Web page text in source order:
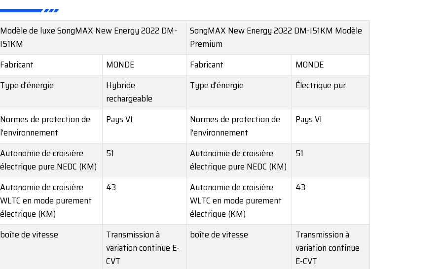
Modèle de luxe SongMAX New Energy 2022 DM-
I51KM
SongMAX New Energy 2022 DM-I51KM Modèle
Premium
Fabricant
MONDE Fabricant
MONDE
Type d'énergie
Hybride
rechargeable
Type d'énergie Électrique pur
Normes de protection de
l'environnement
Pays VI
Normes de protection de
l'environnement
Pays VI
Autonomie de croisière
électrique pure NEDC (KM)
51
Autonomie de croisière
électrique pure NEDC (KM)
51
Autonomie de croisière
WLTC en mode purement
électrique (KM)
43
Autonomie de croisière
WLTC en mode purement
électrique (KM)
43
boîte de vitesse
Transmission à
variation continue E-
CVT
boîte de vitesse
Transmission à
variation continue
E-CVT